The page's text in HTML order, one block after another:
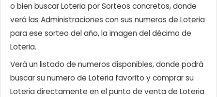
o bien buscar Loteria por Sorteos concretos, donde
verá las Administraciones con sus numeros de Loteria
para ese sorteo del año, la imagen del décimo de
Loteria.
Verá un listado de numeros disponibles, donde podrá
buscar su numero de Loteria favorito y comprar su
Loteria directamente en el punto de venta de Loteria